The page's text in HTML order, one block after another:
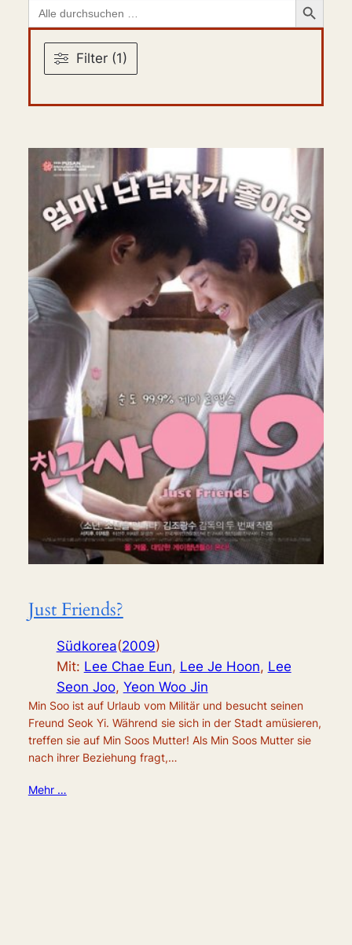
Search
for:
Filter (1)
Just Friends?
Südkorea(2009)
Mit: Lee Chae Eun, Lee Je Hoon, Lee
Seon Joo, Yeon Woo Jin
Min Soo ist auf Urlaub vom Militär und besucht seinen
Freund Seok Yi. Während sie sich in der Stadt amüsieren,
treffen sie auf Min Soos Mutter! Als Min Soos Mutter sie
nach ihrer Beziehung fragt,…
Mehr …